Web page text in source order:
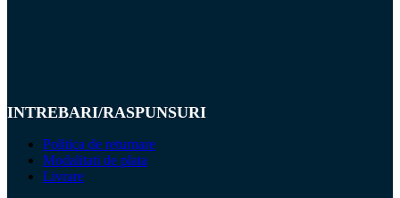
INTREBARI/RASPUNSURI
Politica de returnare
Modalitati de plata
Livrare